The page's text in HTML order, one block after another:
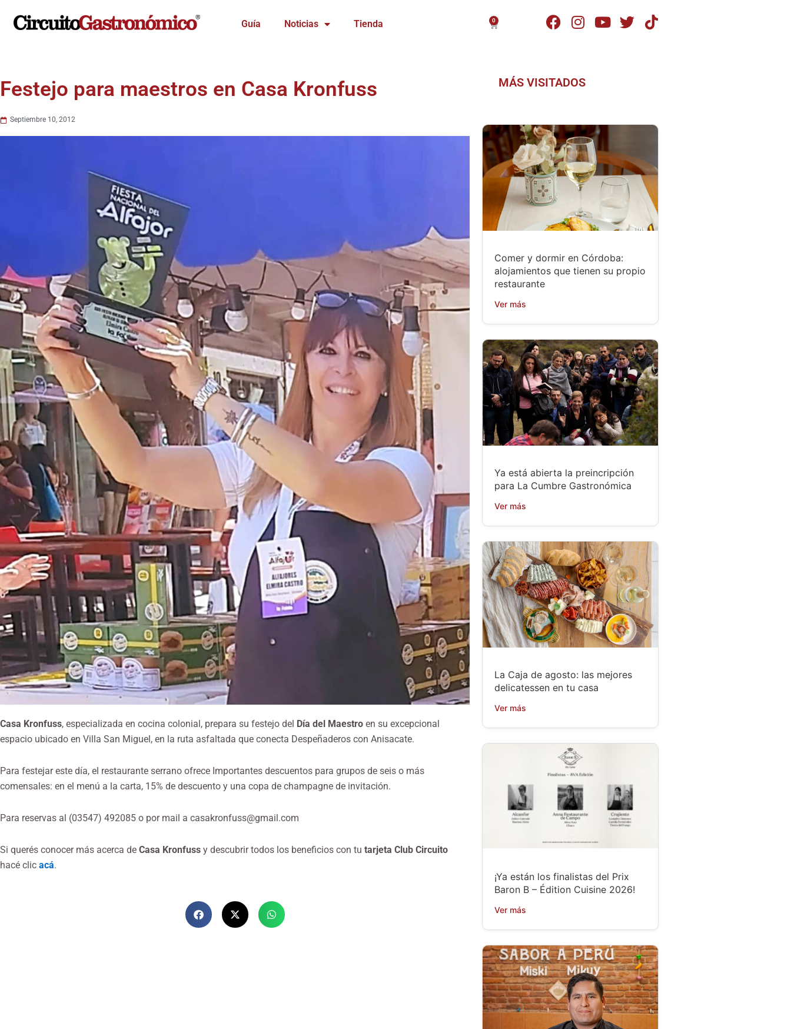
Guía Noticias Tienda 0
Carrito
Festejo para maestros en Casa Kronfuss
Septiembre 10, 2012
Casa Kronfuss, especializada en cocina colonial, prepara su festejo del Día del Maestro en su excepcional
espacio ubicado en Villa San Miguel, en la ruta asfaltada que conecta Despeñaderos con Anisacate.
Para festejar este día, el restaurante serrano ofrece Importantes descuentos para grupos de seis o más
comensales: en el menú a la carta, 15% de descuento y una copa de champagne de invitación.
Para reservas al (03547) 492085 o por mail a casakronfuss@gmail.com
Si querés conocer más acerca de Casa Kronfuss y descubrir todos los beneficios con tu tarjeta Club Circuito
hacé clic acá.
MÁS VISITADOS
Comer y dormir en Córdoba:
alojamientos que tienen su propio
restaurante
Ver más
Ya está abierta la preincripción
para La Cumbre Gastronómica
Ver más
La Caja de agosto: las mejores
delicatessen en tu casa
Ver más
¡Ya están los finalistas del Prix
Baron B – Édition Cuisine 2026!
Ver más